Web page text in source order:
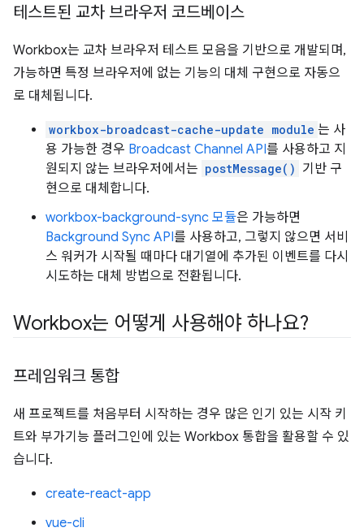
테스트된 교차 브라우저 코드베이스
Workbox는 교차 브라우저 테스트 모음을 기반으로 개발되며,
가능하면 특정 브라우저에 없는 기능의 대체 구현으로 자동으
로 대체됩니다.
workbox-broadcast-cache-update module 는 사
용 가능한 경우 Broadcast Channel API를 사용하고 지
원되지 않는 브라우저에서는 postMessage() 기반 구
현으로 대체합니다.
workbox-background-sync 모듈은 가능하면
Background Sync API를 사용하고, 그렇지 않으면 서비
스 워커가 시작될 때마다 대기열에 추가된 이벤트를 다시
시도하는 대체 방법으로 전환됩니다.
Workbox는 어떻게 사용해야 하나요?
프레임워크 통합
새 프로젝트를 처음부터 시작하는 경우 많은 인기 있는 시작 키
트와 부가기능 플러그인에 있는 Workbox 통합을 활용할 수 있
습니다.
create-react-app
vue-cli